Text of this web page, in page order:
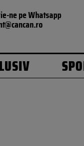
ne pe Whatsapp